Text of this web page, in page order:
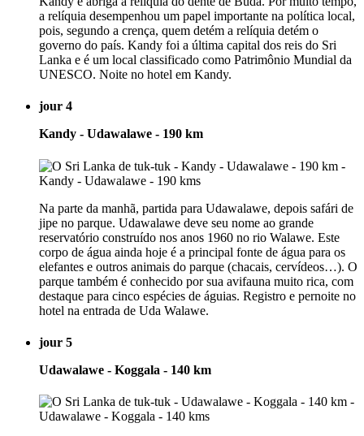
a relíquia desempenhou um papel importante na política local,
pois, segundo a crença, quem detém a relíquia detém o
governo do país. Kandy foi a última capital dos reis do Sri
Lanka e é um local classificado como Patrimônio Mundial da
UNESCO. Noite no hotel em Kandy.
jour 4
Kandy - Udawalawe - 190 km
Na parte da manhã, partida para Udawalawe, depois safári de
jipe no parque. Udawalawe deve seu nome ao grande
reservatório construído nos anos 1960 no rio Walawe. Este
corpo de água ainda hoje é a principal fonte de água para os
elefantes e outros animais do parque (chacais, cervídeos…). O
parque também é conhecido por sua avifauna muito rica, com
destaque para cinco espécies de águias. Registro e pernoite no
hotel na entrada de Uda Walawe.
jour 5
Udawalawe - Koggala - 140 km